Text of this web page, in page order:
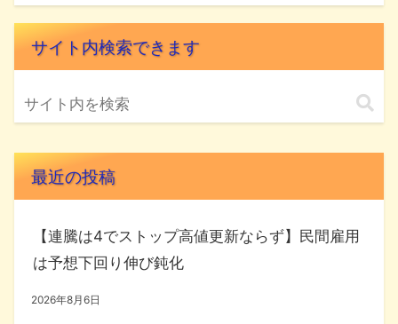
サイト内検索できます
最近の投稿
【連騰は4でストップ高値更新ならず】民間雇用
は予想下回り伸び鈍化
2026年8月6日